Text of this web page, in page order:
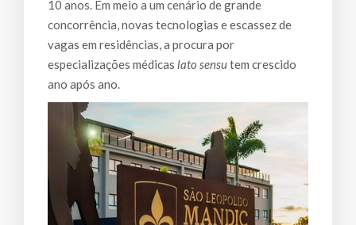
10 anos. Em meio a um cenário de grande
concorrência, novas tecnologias e escassez de
vagas em residências, a procura por
especializações médicas lato sensutem crescido
ano após ano.